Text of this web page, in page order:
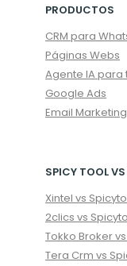
PRODUCTOS
CRM para
Páginas Webs
Agente IA para
Google Ads
Email Marketing
SPICY TOOL VS
Xintel vs
2clics vs
Tokko Broker
Tera Crm vs